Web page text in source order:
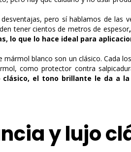
desventajas, pero sí hablamos de
tener cientos de metros de espesor
lo que lo hace ideal para
mármol blanco son un clásico. Cada
como protector contra
clásico, el tono brillante le da a
y lujo